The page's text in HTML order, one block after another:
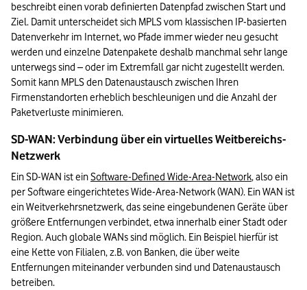
beschreibt einen vorab definierten Datenpfad zwischen Start und
Ziel. Damit unterscheidet sich MPLS vom klassischen IP-basierten
Datenverkehr im Internet, wo Pfade immer wieder neu gesucht
werden und einzelne Datenpakete deshalb manchmal sehr lange
unterwegs sind – oder im Extremfall gar nicht zugestellt werden.
Somit kann MPLS den Datenaustausch zwischen Ihren
Firmenstandorten erheblich beschleunigen und die Anzahl der
Paketverluste minimieren.
SD-WAN: Verbindung über ein virtuelles Weitbereichs-
Netzwerk
Ein SD-WAN ist ein Software-Defined Wide-Area-Network, also ein
per Software eingerichtetes Wide-Area-Network (WAN). Ein WAN ist
ein Weitverkehrsnetzwerk, das seine eingebundenen Geräte über
größere Entfernungen verbindet, etwa innerhalb einer Stadt oder
Region. Auch globale WANs sind möglich. Ein Beispiel hierfür ist
eine Kette von Filialen, z.B. von Banken, die über weite
Entfernungen miteinander verbunden sind und Datenaustausch
betreiben.